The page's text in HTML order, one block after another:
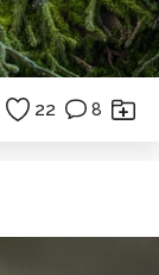
22 8